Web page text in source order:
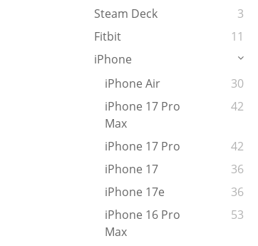
Steam Deck
3
Fitbit
11
iPhone
iPhone Air
30
iPhone 17 Pro
Max
42
iPhone 17 Pro
42
iPhone 17
36
iPhone 17e
36
iPhone 16 Pro
Max
53